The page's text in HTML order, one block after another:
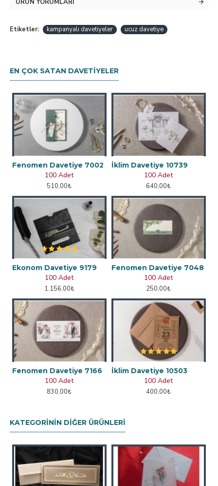
ÜRÜN YORUMLARI
Etiketler: kampanyalı davetiyeler ucuz davetiye
EN ÇOK SATAN DAVETIYELER
Fenomen Davetiye 7002
100 Adet
510,00₺
İklim Davetiye 10739
100 Adet
640,00₺
Ekonom Davetiye 9179
100 Adet
1.156,00₺
Fenomen Davetiye 7048
100 Adet
250,00₺
Fenomen Davetiye 7166
100 Adet
830,00₺
İklim Davetiye 10503
100 Adet
400,00₺
KATEGORININ DIĞER ÜRÜNLERI